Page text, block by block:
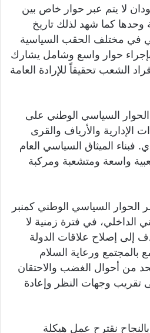
لا يتم عبر حوار خاص بين
وحدها كما شهد لذلك تاريخ
في مختلف الحقب السياسية
بإجراء حوار واسع وشامل يشارك
الشعب تحقيقاً للإرادة العامة
السياسي الوطني على
الإدارية والأرياف والقرى
فبناء الميثاق السياسي العام
واسعة ومتشعبة ومركبة
السياسي الوطني كمنبر
الداخلي، في فترة زمنية لا
إلى إصلاح علاقات الدولة
بالمجتمع ورعاية السلام
من أحوال الغضب والاحتقان
تقريب وجهات النظر وإعادة
نقترح عمل هيكلة